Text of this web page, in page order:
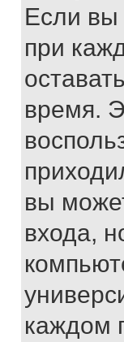
Если вы
при
время.
вы
входа,
каждом